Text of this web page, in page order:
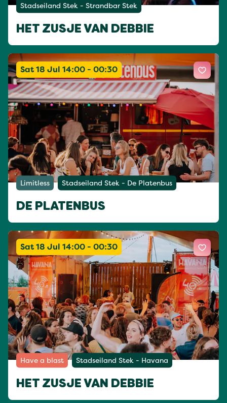
Stadseiland Stek - Strandbar Stek
HET ZUSJE VAN DEBBIE
Sat 18 Jul 14:00 - 00:30
Limitless Stadseiland Stek - De Platenbus
DE PLATENBUS
Sat 18 Jul 14:00 - 00:30
Have a blast Stadseiland Stek - Havana
HET ZUSJE VAN DEBBIE